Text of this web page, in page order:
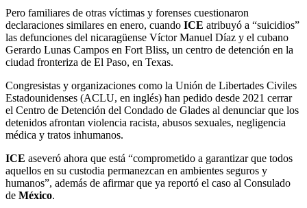
Pero familiares de otras víctimas y forenses cuestionaron
declaraciones similares en enero, cuando ICE atribuyó a “suicidios”
las defunciones del nicaragüense Víctor Manuel Díaz y el cubano
Gerardo Lunas Campos en Fort Bliss, un centro de detención en la
ciudad fronteriza de El Paso, en Texas.
Congresistas y organizaciones como la Unión de Libertades Civiles
Estadounidenses (ACLU, en inglés) han pedido desde 2021 cerrar
el Centro de Detención del Condado de Glades al denunciar que los
detenidos afrontan violencia racista, abusos sexuales, negligencia
médica y tratos inhumanos.
ICE aseveró ahora que está “comprometido a garantizar que todos
aquellos en su custodia permanezcan en ambientes seguros y
humanos”, además de afirmar que ya reportó el caso al Consulado
de México.